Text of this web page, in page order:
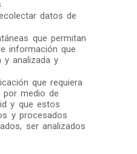
datos de
que permitan
información que
y analizada y
que requiera
medio de
y que estos
y procesados
ser analizados